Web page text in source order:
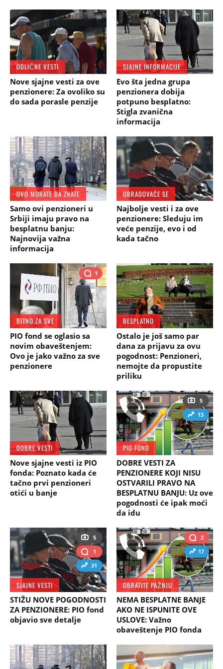
ODLIČNE VESTI
Nove sjajne vesti za ove
penzionere: Za ovoliko su
do sada porasle penzije
SJAJNE INFORMACIJE
Evo šta jedna grupa
penzionera dobija
potpuno besplatno:
Stigla zvanična
informacija
OVO MORATE DA ZNATE
Samo ovi penzioneri u
Srbiji imaju pravo na
besplatnu banju:
Najnovija važna
informacija
OBRADOVAĆE SE
Najbolje vesti i za ove
penzionere: Sleduju im
veće penzije, evo i od
kada tačno
1
BITNO ZA SVE
PIO fond se oglasio sa
novim obaveštenjem:
Ovo je jako važno za sve
penzionere
BESPLATNO
Ostalo je još samo par
dana za prijavu za ovu
pogodnost: Penzioneri,
nemojte da propustite
priliku
DOBRE VESTI
Nove sjajne vesti iz PIO
fonda: Poznato kada će
tačno prvi penzioneri
otići u banje
5
13
PIO FOND
DOBRE VESTI ZA
PENZIONERE KOJI NISU
OSTVARILI PRAVO NA
BESPLATNU BANJU: Uz ove
pogodnosti će ipak moći
da idu
5
1
31
SJAJNE VESTI
STIŽU NOVE POGODNOSTI
ZA PENZIONERE: PIO fond
objavio sve detalje
2
17
OBRATITE PAŽNJU
NEMA BESPLATNE BANJE
AKO NE ISPUNITE OVE
USLOVE: Važno
obaveštenje PIO fonda